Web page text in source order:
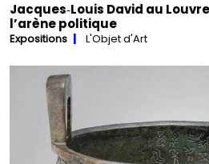
Jacques‑Louis David au
l’arène politique
Expositions L'Objet d'Art